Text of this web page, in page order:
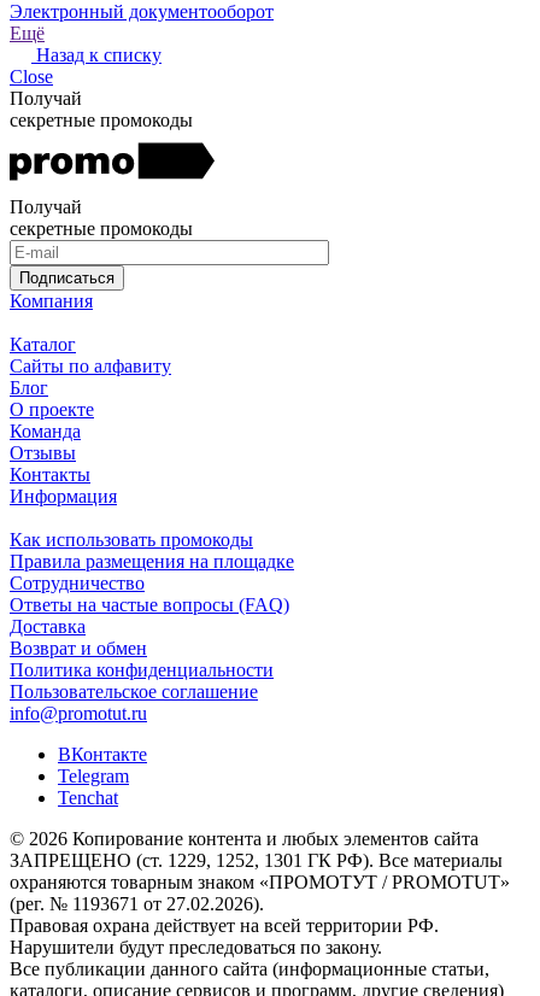
Электронный документооборот
Ещё
Назад к списку
Close
Получай
секретные промокоды
Получай
секретные промокоды
Подписаться
Компания
Каталог
Сайты по алфавиту
Блог
О проекте
Команда
Отзывы
Контакты
Информация
Как использовать промокоды
Правила размещения на площадке
Сотрудничество
Ответы на частые вопросы (FAQ)
Доставка
Возврат и обмен
Политика конфиденциальности
Пользовательское соглашение
info@promotut.ru
ВКонтакте
Telegram
Tenchat
© 2026 Копирование контента и любых элементов сайта
ЗАПРЕЩЕНО (ст. 1229, 1252, 1301 ГК РФ). Все материалы
охраняются товарным знаком «ПРОМОТУТ / PROMOTUT»
(рег. № 1193671 от 27.02.2026).
Правовая охрана действует на всей территории РФ.
Нарушители будут преследоваться по закону.
Все публикации данного сайта (информационные статьи,
каталоги, описание сервисов и программ, другие сведения)